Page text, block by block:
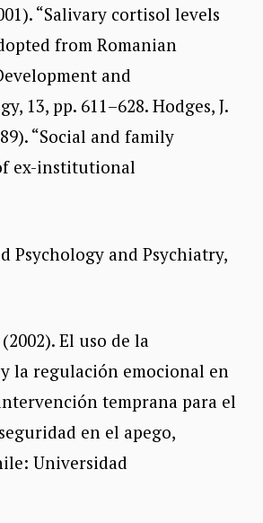
“Salivary cortisol levels
from Romanian
and
13, pp. 611–628. Hodges, J.
“Social and family
ex-institutional
Psychology and Psychiatry,
El uso de la
la regulación emocional en
temprana para el
en el apego,
Universidad